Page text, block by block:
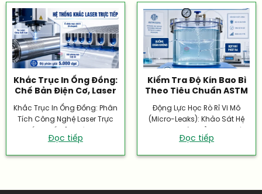
Khắc Trục In Ống Đồng:
Chế Bản Điện Cơ, Laser
& Mạ Chrome
Khắc Trục In Ống Đồng: Phân
Tích Công Nghệ Laser Trực
Đọc tiếp
Kiểm Tra Độ Kín Bao Bì
Theo Tiêu Chuẩn ASTM
Động Lực Học Rò Rỉ Vi Mô
(Micro-Leaks): Khảo Sát Hệ
Đọc tiếp